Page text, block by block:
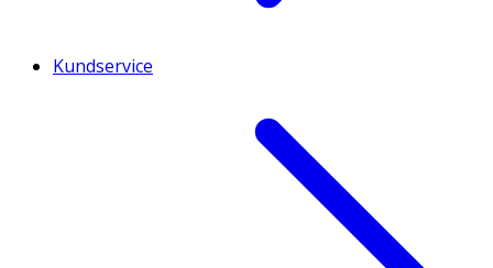
Kundservice